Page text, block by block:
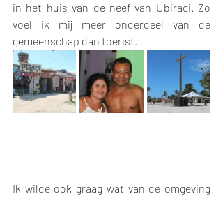
in het huis van de neef van Ubiraci. Zo
voel ik mij meer onderdeel van de
gemeenschap dan toerist.
Ik wilde ook graag wat van de omgeving